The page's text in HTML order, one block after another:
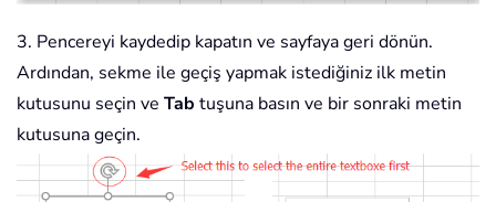
3. Pencereyi kaydedip kapatın ve sayfaya geri dönün.
Ardından, sekme ile geçiş yapmak istediğiniz ilk metin
kutusunu seçin ve Tab tuşuna basın ve bir sonraki metin
kutusuna geçin.